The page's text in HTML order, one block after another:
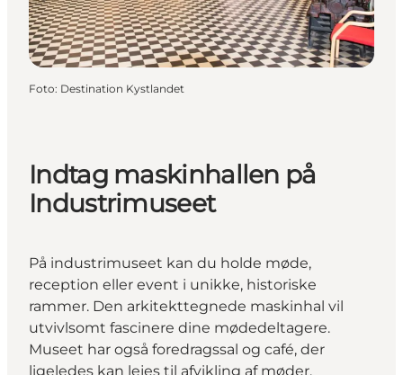
Foto: Destination Kystlandet
Indtag maskinhallen på
Industrimuseet
På industrimuseet kan du holde møde,
reception eller event i unikke, historiske
rammer. Den arkitekttegnede maskinhal vil
utvivlsomt fascinere dine mødedeltagere.
Museet har også foredragssal og café, der
ligeledes kan lejes til afvikling af møder.